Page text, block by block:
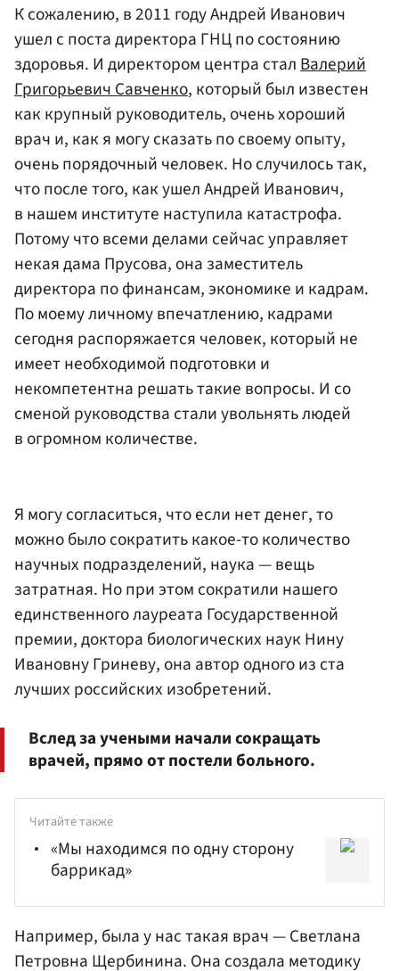
К сожалению, в 2011 году Андрей Иванович
ушел с поста директора ГНЦ по состоянию
здоровья. И директором центра сталВалерий
Григорьевич Савченко, который был известен
как крупный руководитель, очень хороший
врач и, как я могу сказать по своему опыту,
очень порядочный человек. Но случилось так,
что после того, как ушел Андрей Иванович,
в нашем институте наступила катастрофа.
Потому что всеми делами сейчас управляет
некая дама Прусова, она заместитель
директора по финансам, экономике и кадрам.
По моему личному впечатлению, кадрами
сегодня распоряжается человек, который не
имеет необходимой подготовки и
некомпетентна решать такие вопросы. И со
сменой руководства стали увольнять людей
в огромном количестве.
Я могу согласиться, что если нет денег, то
можно было сократить какое-то количество
научных подразделений, наука — вещь
затратная. Но при этом сократили нашего
единственного лауреата Государственной
премии, доктора биологических наук Нину
Ивановну Гриневу, она автор одного из ста
лучших российских изобретений.
Вслед за учеными начали сокращать
врачей, прямо от постели больного.
Читайте также
«Мы находимся по одну сторону
баррикад»
Например, была у нас такая врач — Светлана
Петровна Щербинина. Она создала методику